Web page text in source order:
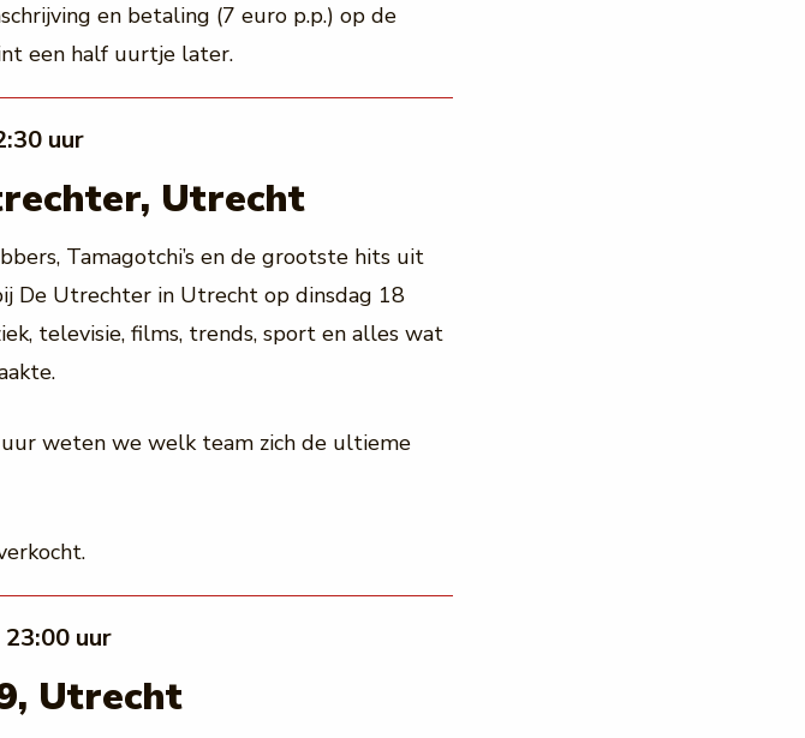
en betaling (7 euro p.p.) op de
een half uurtje later.
uur
Utrecht
Tamagotchi’s en de grootste hits uit
De Utrechter in Utrecht op dinsdag 18
televisie, films, trends, sport en alles wat
weten we welk team zich de ultieme
23:00 uur
Utrecht